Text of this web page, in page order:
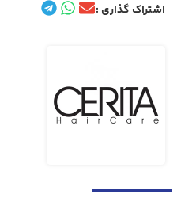
اشتراک گذاری :